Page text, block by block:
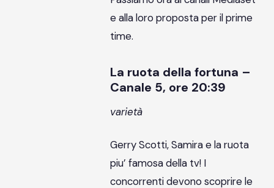
e alla loro proposta per il prime
time.
La ruota della fortuna –
Canale 5, ore 20:39
varietà
Gerry Scotti, Samira e la ruota
piu’ famosa della tv! I
concorrenti devono scoprire le